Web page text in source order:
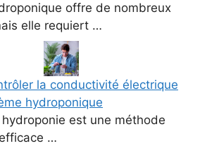
offre de nombreux
elle requiert …
la conductivité électrique
hydroponique
est une méthode
…